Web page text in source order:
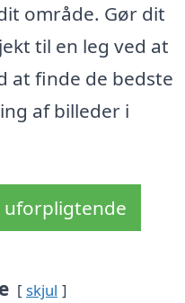
område. Gør dit
til en leg ved at
at finde de bedste
af billeder i
uforpligtende
skjul